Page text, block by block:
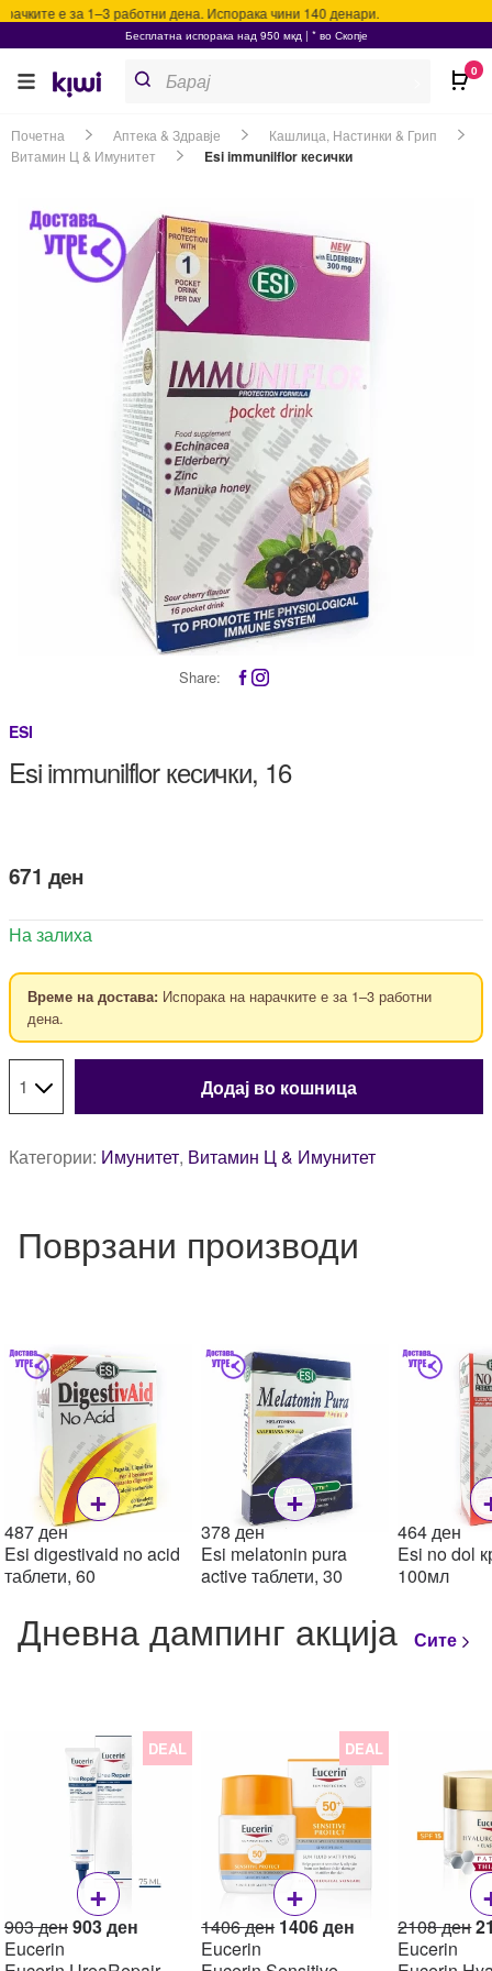
е за 1–3 работни дена. Испорака чини 140 денари.
Бесплатна испорака над 950 мкд | * во Скопје
search
Почетна Аптека & Здравје
Кашлица, Настинки & Грип
Витамин Ц & Имунитет
Esi immunilflor кесички
Share:
ESI
Esi immunilflor кесички, 16
671 ден
На залиха
Време на достава: Испорака на нарачките е за 1–3 работни
дена.
Додај во кошница
Категории: Имунитет, Витамин Ц & Имунитет
Поврзани производи
+
487ден
Esi digestivaid no acid
таблети, 60
+
378ден
Esi melatonin pura
active таблети, 30
464ден
Esi no dol
100мл
Дневна дампинг акција Сите
DEAL
+
903денOriginal
903ден
Eucerin
DEAL
+
1406ден Original
1406ден Current
Eucerin
2108ден
Eucerin
0